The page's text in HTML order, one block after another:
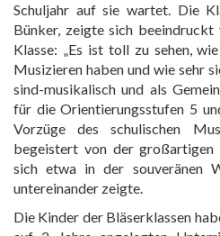
Schuljahr auf sie wartet. Die
Bünker, zeigte sich
Klasse: „Es ist toll zu sehen,
Musizieren haben und wie sehr
sind-musikalisch und als
für die Orientierungsstufen 5
Vorzüge des schulischen
begeistert von der großartigen
sich etwa in der souveränen
untereinander zeigte.
Die Kinder der Bläserklassen